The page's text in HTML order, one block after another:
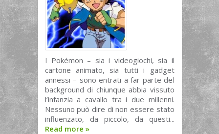
I Pokémon – sia i videogiochi, sia il
cartone animato, sia tutti i gadget
annessi – sono entrati a far parte del
background di chiunque abbia vissuto
l’infanzia a cavallo tra i due millenni.
Nessuno può dire di non essere stato
influenzato, da piccolo, da questi...
Read more »